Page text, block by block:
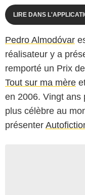
LIRE DANS
Pedro Almodóvar
réalisateur y a
remporté un Prix
Tout sur ma mère
en 2006. Vingt ans
plus célèbre au
présenter